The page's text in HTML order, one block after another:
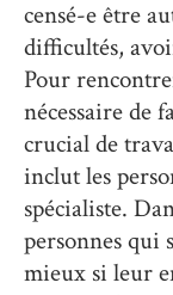
censé-e être
difficultés,
Pour
nécessaire de
crucial de
inclut les
spécialiste.
personnes qui
mieux si leur